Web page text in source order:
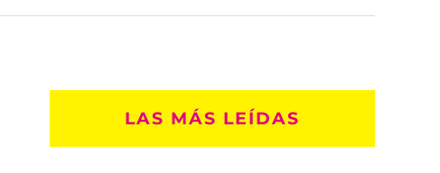
LAS MÁS LEÍDAS